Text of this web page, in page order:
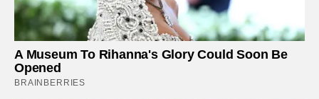
A Museum To Rihanna's Glory Could Soon Be
Opened
BRAINBERRIES